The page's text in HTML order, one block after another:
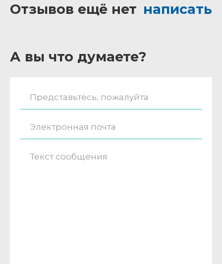
Отзывов ещё нет написать
А вы что думаете?